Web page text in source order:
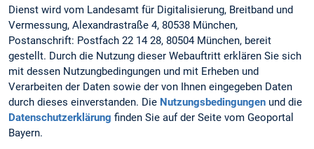
Dienst wird vom Landesamt für Digitalisierung, Breitband und
Vermessung, Alexandrastraße 4, 80538 München,
Postanschrift: Postfach 22 14 28, 80504 München, bereit
gestellt. Durch die Nutzung dieser Webauftritt erklären Sie sich
mit dessen Nutzungbedingungen und mit Erheben und
Verarbeiten der Daten sowie der von Ihnen eingegeben Daten
durch dieses einverstanden. Die Nutzungsbedingungen und die
Datenschutzerklärung finden Sie auf der Seite vom Geoportal
Bayern.